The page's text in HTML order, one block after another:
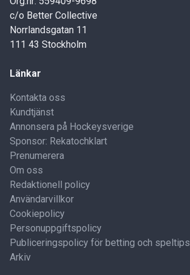
c/o Better Collective
Norrlandsgatan 11
111 43 Stockholm
Länkar
Kontakta oss
Kundtjänst
Annonsera på Hockeysverige
Sponsor: Rekatochklart
Prenumerera
Om oss
Redaktionell policy
Användarvillkor
Cookiepolicy
Personuppgiftspolicy
Publiceringspolicy för betting och speltips
Arkiv